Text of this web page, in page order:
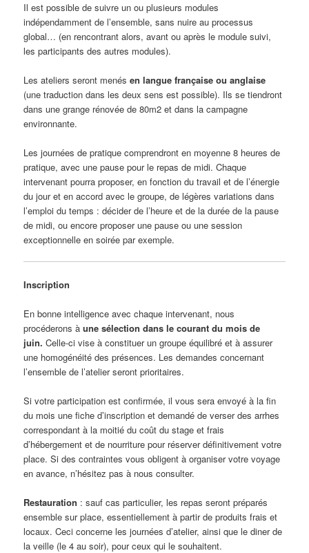
Il est possible de suivre un ou plusieurs modules
indépendamment de l’ensemble, sans nuire au processus
global… (en rencontrant alors, avant ou après le module suivi,
les participants des autres modules).
Les ateliers seront menés en langue française ou anglaise
(une traduction dans les deux sens est possible). Ils se tiendront
dans une grange rénovée de 80m2 et dans la campagne
environnante.
Les journées de pratique comprendront en moyenne 8 heures de
pratique, avec une pause pour le repas de midi. Chaque
intervenant pourra proposer, en fonction du travail et de l’énergie
du jour et en accord avec le groupe, de légères variations dans
l’emploi du temps : décider de l’heure et de la durée de la pause
de midi, ou encore proposer une pause ou une session
exceptionnelle en soirée par exemple.
Inscription
En bonne intelligence avec chaque intervenant, nous
procéderons àune sélection dans le courant du mois de
juin. Celle-ci vise à constituer un groupe équilibré et à assurer
une homogénéité des présences. Les demandes concernant
l’ensemble de l’atelier seront prioritaires.
Si votre participation est confirmée, il vous sera envoyé à la fin
du mois une fiche d’inscription et demandé de verser des arrhes
correspondant à la moitié du coût du stage et frais
d’hébergement et de nourriture pour réserver définitivement votre
place. Si des contraintes vous obligent à organiser votre voyage
en avance, n’hésitez pas à nous consulter.
Restauration : sauf cas particulier, les repas seront préparés
ensemble sur place, essentiellement à partir de produits frais et
locaux. Ceci concerne les journées d’atelier, ainsi que le diner de
la veille (le 4 au soir), pour ceux qui le souhaitent.